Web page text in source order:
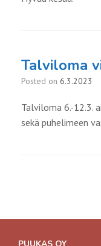
Talviloma
Posted on 6.3.2023
Talviloma 6.-12.3.
sekä puhelimeen